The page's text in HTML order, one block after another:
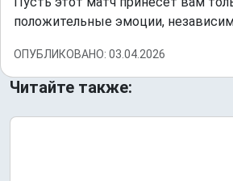
положительные эмоции,
ОПУБЛИКОВАНО: 03.04.2026
Читайте также: